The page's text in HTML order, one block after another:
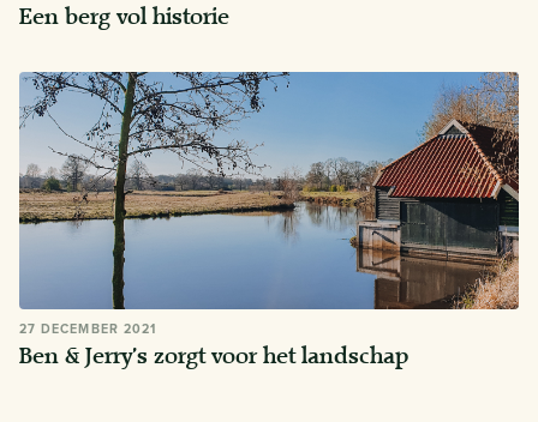
Een berg vol historie
27 DECEMBER 2021
Ben & Jerry’s zorgt voor het landschap